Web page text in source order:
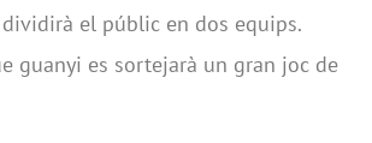
el públic en dos equips.
guanyi es sortejarà un gran joc de